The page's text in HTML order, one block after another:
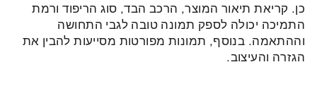
כן. קריאת תיאור המוצר, הרכב הבד, סוג הריפוד ורמת
התמיכה יכולה לספק תמונה טובה לגבי התחושה
וההתאמה. בנוסף, תמונות מפורטות מסייעות להבין את
הגזרה והעיצוב.